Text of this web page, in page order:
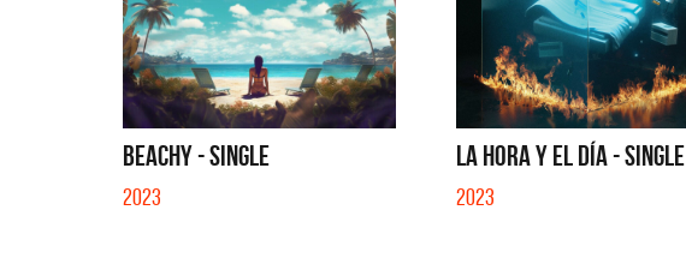
BEACHY - SINGLE
2023
LA HORA Y EL DÍA - SINGLE
2023